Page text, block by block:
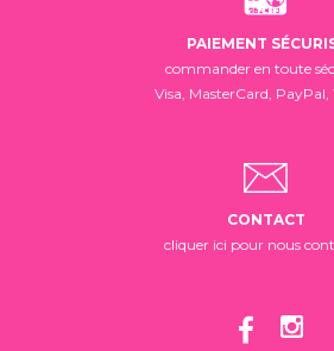
PAIEMENT
commander en toute
Visa, MasterCard, PayPal,
CONTACT
cliquer ici pour nous